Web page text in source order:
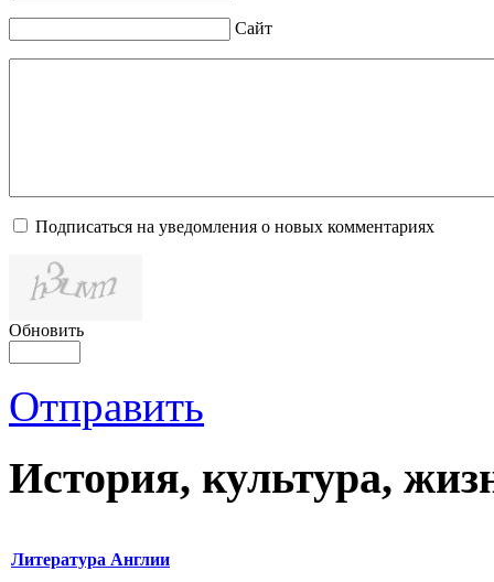
Сайт
Подписаться на уведомления о новых комментариях
Обновить
Отправить
История, культура,
Литература Англии